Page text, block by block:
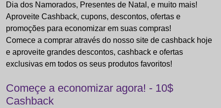
Dia dos Namorados, Presentes de Natal, e muito mais!
Aproveite Cashback, cupons, descontos, ofertas e
promoções para economizar em suas compras!
Comece a comprar através do nosso site de cashback hoje
e aproveite grandes descontos, cashback e ofertas
exclusivas em todos os seus produtos favoritos!
Começe a economizar agora! - 10$
Cashback